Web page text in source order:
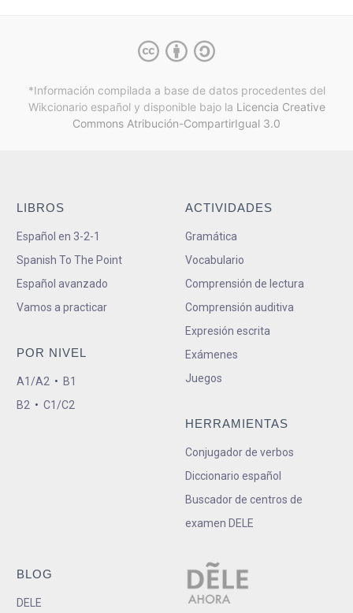
*Información compilada a base de datos procedentes del
Wikcionario español y disponible bajo la Licencia Creative
Commons Atribución-CompartirIgual 3.0
LIBROS
Español en 3-2-1
Spanish To The Point
Español avanzado
Vamos a practicar
POR NIVEL
A1/A2 • B1
B2 • C1/C2
ACTIVIDADES
Gramática
Vocabulario
Comprensión de lectura
Comprensión auditiva
Expresión escrita
Exámenes
Juegos
HERRAMIENTAS
Conjugador de verbos
Diccionario español
Buscador de centros de
examen DELE
BLOG
DELE